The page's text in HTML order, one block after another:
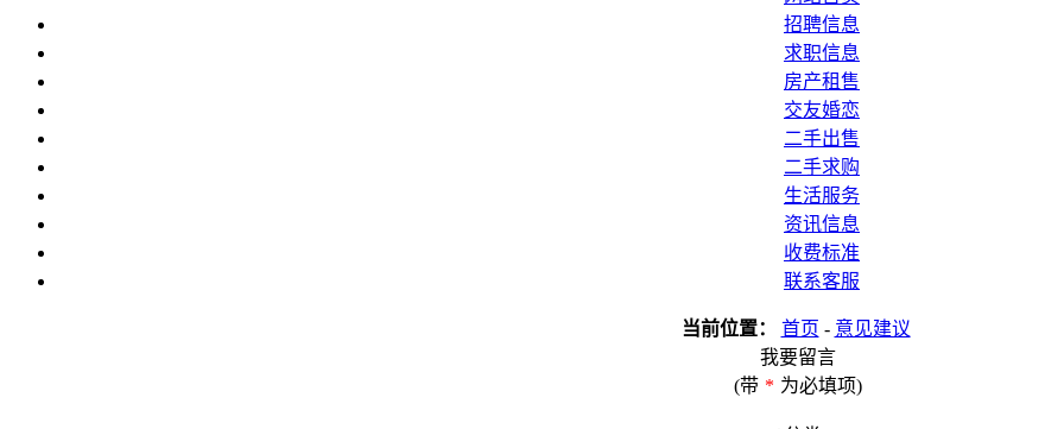
招聘信息
求职信息
房产租售
交友婚恋
二手出售
二手求购
生活服务
资讯信息
收费标准
联系客服
当前位置： 首页 - 意见建议
我要留言
(带 * 为必填项)